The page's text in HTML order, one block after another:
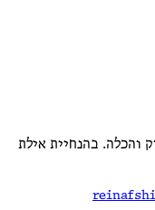
והכלה. בהנחיית אילת